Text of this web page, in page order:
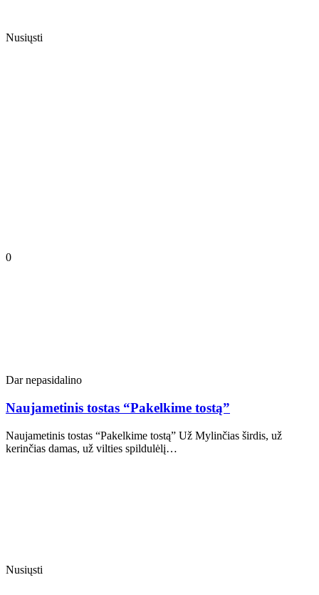
Nusiųsti
0
Dar nepasidalino
Naujametinis tostas “Pakelkime tostą”
Naujametinis tostas “Pakelkime tostą” Už Mylinčias širdis, už
kerinčias damas, už vilties spildulėlį…
Nusiųsti